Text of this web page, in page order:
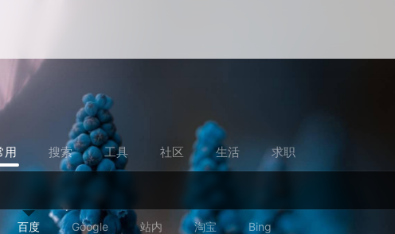
用 搜索 工具 社区 生活 求职
百度 Google 站内 淘宝 Bing